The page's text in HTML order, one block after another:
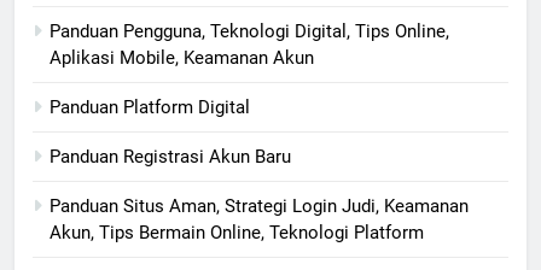
Panduan Pengguna, Teknologi Digital, Tips Online,
Aplikasi Mobile, Keamanan Akun
Panduan Platform Digital
Panduan Registrasi Akun Baru
Panduan Situs Aman, Strategi Login Judi, Keamanan
Akun, Tips Bermain Online, Teknologi Platform